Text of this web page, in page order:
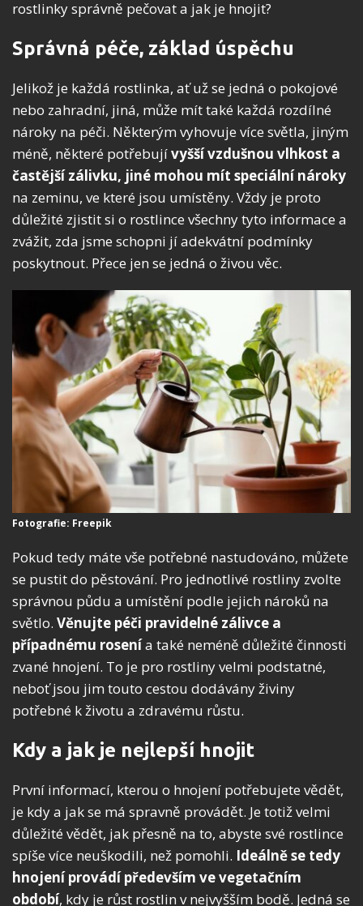
rostlinky správně pečovat a jak je hnojit?
Správná péče, základ úspěchu
Jelikož je každá rostlinka, ať už se jedná o pokojové
nebo zahradní, jiná, může mít také každá rozdílné
nároky na péči. Některým vyhovuje více světla, jiným
méně, některé potřebujívyšší vzdušnou vlhkost a
častější zálivku, jiné mohou mít speciální nároky
na zeminu, ve které jsou umístěny. Vždy je proto
důležité zjistit si o rostlince všechny tyto informace a
zvážit, zda jsme schopni jí adekvátní podmínky
poskytnout. Přece jen se jedná o živou věc.
Fotografie: Freepik
Pokud tedy máte vše potřebné nastudováno, můžete
se pustit do pěstování. Pro jednotlivé rostliny zvolte
správnou půdu a umístění podle jejich nároků na
světlo. Věnujte péči pravidelné zálivce a
případnému rosenía také neméně důležité činnosti
zvané hnojení. To je pro rostliny velmi podstatné,
neboť jsou jim touto cestou dodávány živiny
potřebné k životu a zdravému růstu.
Kdy a jak je nejlepší hnojit
První informací, kterou o hnojení potřebujete vědět,
je kdy a jak se má spravně provádět. Je totiž velmi
důležité vědět, jak přesně na to, abyste své rostlince
spíše více neuškodili, než pomohli. Ideálně se tedy
hnojení provádí především ve vegetačním
období, kdy je růst rostlin v nejvyšším bodě. Jedná se